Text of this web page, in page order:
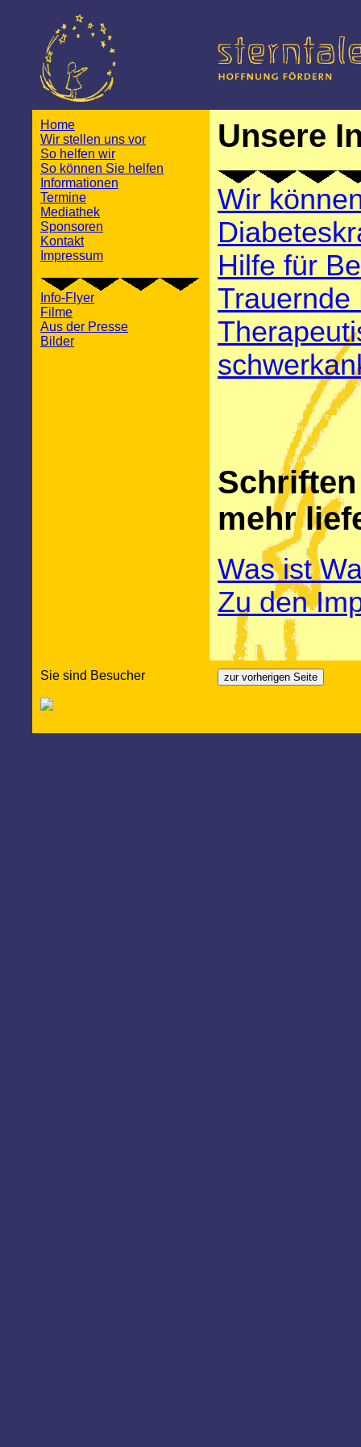
Home
Wir stellen uns vor
So helfen wir
So können Sie helfen
Informationen
Termine
Mediathek
Sponsoren
Kontakt
Impressum
Info-Flyer
Filme
Aus der Presse
Bilder
Unsere
Wir
Hilfe für
Trauernde
mehr
Was ist
Zu den
Sie sind Besucher